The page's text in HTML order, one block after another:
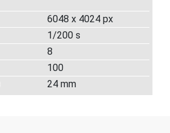
6048 x 4024 px
1/200 s
8
100
24 mm